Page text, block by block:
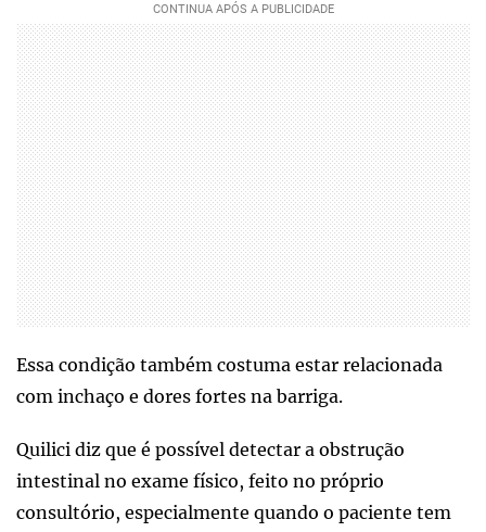
Essa condição também costuma estar relacionada
com inchaço e dores fortes na barriga.
Quilici diz que é possível detectar a obstrução
intestinal no exame físico, feito no próprio
consultório, especialmente quando o paciente tem